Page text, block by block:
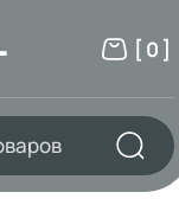
[ 0 ]